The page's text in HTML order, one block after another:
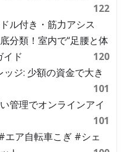
122
ル付き・筋力アシス
分類！室内で“足腰と体
イド
120
ジ: 少額の資金で大き
101
管理でオンラインアイ
101
エア自転車こぎ #シェ